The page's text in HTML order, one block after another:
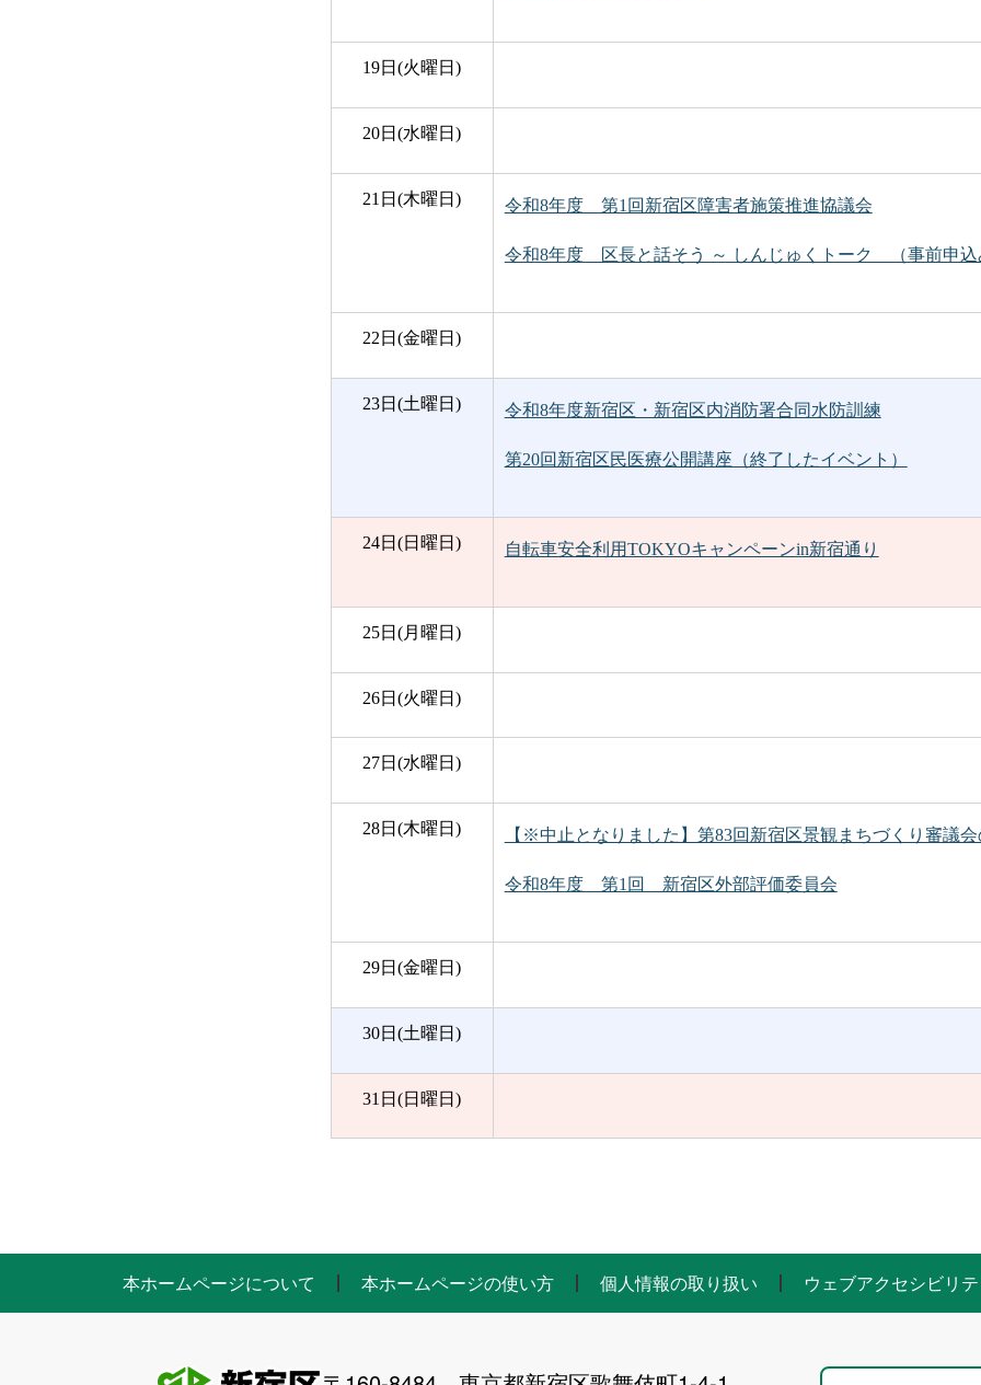
19日(火曜日)
20日(水曜日)
21日(木曜日) 令和8年度 第1回新宿区障害者施策推進協議会
令和8年度 区長と話そう ～ しんじゅくトーク （事前申込
22日(金曜日)
23日(土曜日) 令和8年度新宿区・新宿区内消防署合同水防訓練
第20回新宿区民医療公開講座（終了したイベント）
24日(日曜日) 自転車安全利用TOKYOキャンペーンin新宿通り
25日(月曜日)
26日(火曜日)
27日(水曜日)
28日(木曜日) 【※中止となりました】第83回新宿区景観まちづくり審議
令和8年度 第1回 新宿区外部評価委員会
29日(金曜日)
30日(土曜日)
31日(日曜日)
本ホームページについて 本ホームページの使い方 個人情報の取り扱い ウェブアクセシビリ